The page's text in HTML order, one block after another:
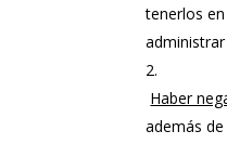
tenerlos
Haber
además